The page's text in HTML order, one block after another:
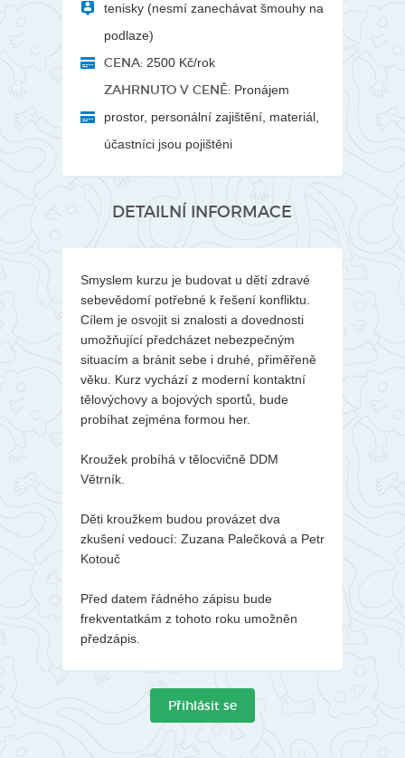
tenisky (nesmí zanechávat šmouhy na
podlaze)
CENA: 2500 Kč/rok
ZAHRNUTO V CENĚ: Pronájem
prostor, personální zajištění, materiál,
účastníci jsou pojištěni
DETAILNÍ INFORMACE
Smyslem kurzu je budovat u dětí zdravé
sebevědomí potřebné k řešení konfliktu.
Cílem je osvojit si znalosti a dovednosti
umožňující předcházet nebezpečným
situacím a bránit sebe i druhé, přiměřeně
věku. Kurz vychází z moderní kontaktní
tělovýchovy a bojových sportů, bude
probíhat zejména formou her.
Kroužek probíhá v tělocvičně DDM
Větrník.
Děti kroužkem budou provázet dva
zkušení vedoucí: Zuzana Palečková a Petr
Kotouč
Před datem řádného zápisu bude
frekventatkám z tohoto roku umožněn
předzápis.
Přihlásit se